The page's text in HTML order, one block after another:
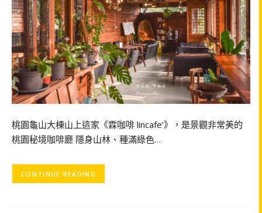
桃園龜山大棟山上這家《霖咖啡 lincafe’》，是景觀非常美的
桃園秘境咖啡廳 隱身山林、種滿綠色…
CONTINUE READING